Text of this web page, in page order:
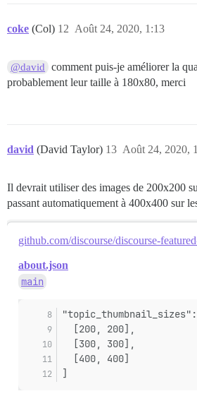
coke (Col) Août 24, 2020, 1:13
12
@david
comment puis-je améliorer la
probablement leur taille à 180x80, merci
david (David Taylor) Août 24, 2020,
13
Il devrait utiliser des images de 200x200
passant automatiquement à 400x400 sur
github.com/discourse/discourse-
about.json
main
  [200, 200],
  [300, 300],
  [400, 400]
]